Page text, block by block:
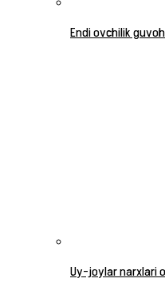
Endi ovchilik
Uy-joylar narxlari